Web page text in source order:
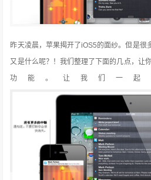
昨天凌晨，苹果揭开了iOS5的面纱。但是很
又是什么呢？！我们整理了下面的几点，让
功能。让我们一